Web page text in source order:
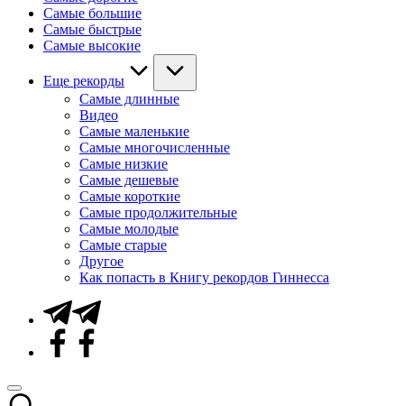
Самые большие
Самые быстрые
Самые высокие
Еще рекорды
Самые длинные
Видео
Самые маленькие
Самые многочисленные
Самые низкие
Самые дешевые
Самые короткие
Самые продолжительные
Самые молодые
Самые старые
Другое
Как попасть в Книгу рекордов Гиннесса
Telegram
Facebook